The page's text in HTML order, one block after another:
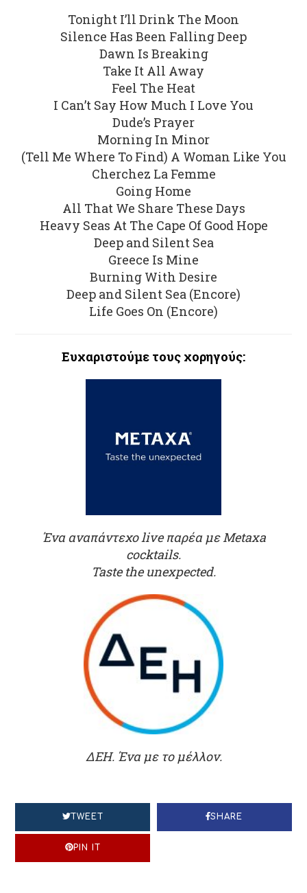
Tonight I’ll Drink The Moon
Silence Has Been Falling Deep
Dawn Is Breaking
Take It All Away
Feel The Heat
I Can’t Say How Much I Love You
Dude’s Prayer
Morning In Minor
(Tell Me Where To Find) A Woman Like You
Cherchez La Femme
Going Home
All That We Share These Days
Heavy Seas At The Cape Of Good Hope
Deep and Silent Sea
Greece Is Mine
Burning With Desire
Deep and Silent Sea (Encore)
Life Goes On (Encore)
Ευχαριστούμε τους χορηγούς:
Ένα αναπάντεχο live παρέα με Metaxa
cocktails.
Taste the unexpected.
ΔΕΗ. Ένα με το μέλλον.
TWEET SHARE
PIN IT